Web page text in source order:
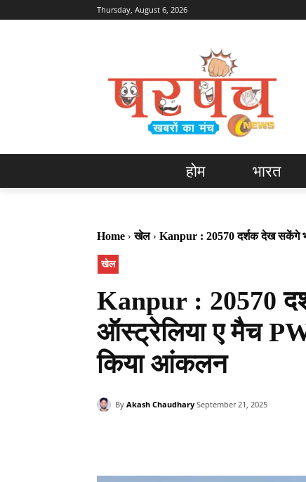
Thursday, August 6, 2026
होम भारत
Home खेल Kanpur : 20570 दर्शक देख सकेंगे
खेल
Kanpur : 20570
ऑस्ट्रेलिया ए मैच
किया आंकलन
By Akash Chaudhary September 21, 2025